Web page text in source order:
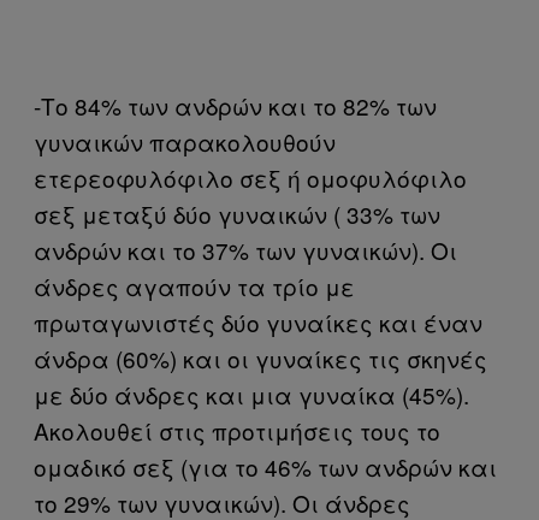
-Το 84% των ανδρών και το 82% των
γυναικών παρακολουθούν
ετερεοφυλόφιλο σεξ ή ομοφυλόφιλο
σεξ μεταξύ δύο γυναικών ( 33% των
ανδρών και το 37% των γυναικών). Οι
άνδρες αγαπούν τα τρίο με
πρωταγωνιστές δύο γυναίκες και έναν
άνδρα (60%) και οι γυναίκες τις σκηνές
με δύο άνδρες και μια γυναίκα (45%).
Ακολουθεί στις προτιμήσεις τους το
ομαδικό σεξ (για το 46% των ανδρών και
το 29% των γυναικών). Οι άνδρες